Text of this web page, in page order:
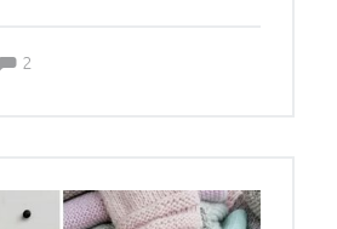
Pascale G&-BdC-WKF
Comments:2